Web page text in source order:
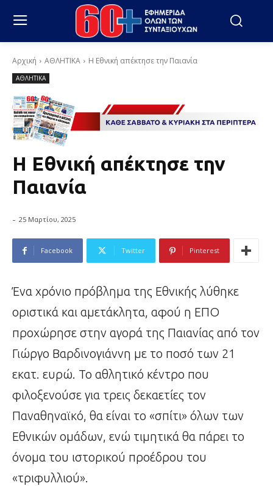
Αρχική ΑΘΛΗΤΙΚΑ Η Εθνική απέκτησε την Παιανία
ΑΘΛΗΤΙΚΑ
Η Εθνική απέκτησε την
Παιανία
- 25 Μαρτίου, 2025
Facebook Twitter Pinterest
Ένα χρόνιο πρόβλημα της Εθνικής λύθηκε
οριστικά και αμετάκλητα, αφού η ΕΠΟ
προχώρησε στην αγορά της Παιανίας από τον
Γιώργο Βαρδινογιάννη με το ποσό των 21
εκατ. ευρώ. Το αθλητικό κέντρο που
φιλοξενούσε για τρεις δεκαετίες τον
Παναθηναϊκό, θα είναι το «σπίτι» όλων των
Εθνικών ομάδων, ενώ τιμητικά θα πάρει το
όνομα του ιστορικού προέδρου του
«τριφυλλιού».